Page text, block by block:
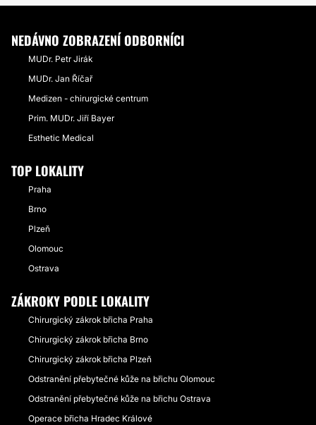
NEDÁVNO ZOBRAZENÍ ODBORNÍCI
MUDr. Petr Jirák
MUDr. Jan Říčař
Medizen - chirurgické centrum
Prim. MUDr. Jiří Bayer
Esthetic Medical
TOP LOKALITY
Praha
Brno
Plzeň
Olomouc
Ostrava
ZÁKROKY PODLE LOKALITY
Chirurgický zákrok břicha Praha
Chirurgický zákrok břicha Brno
Chirurgický zákrok břicha Plzeň
Odstranění přebytečné kůže na břichu Olomouc
Odstranění přebytečné kůže na břichu Ostrava
Operace břicha Hradec Králové